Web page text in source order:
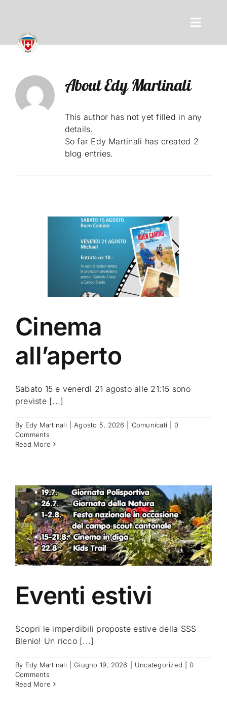
content
Toggle
Corsi sci
Lezioni private fondo
AboutEdy Martinali
This author has not yet filled in any
details.
So far Edy Martinali has created 2
blog entries.
Cinema
all’aperto
Sabato 15 e venerdì 21 agosto alle 21:15 sono
previste [...]
By Edy Martinali Agosto 5, 2026 Comunicati
0
Comments
Read More
Eventi estivi
Scopri le imperdibili proposte estive della SSS
Blenio! Un ricco [...]
By Edy Martinali Giugno 19, 2026 Uncategorized
0
Comments
Read More